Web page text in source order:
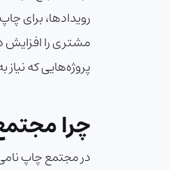
پروژه‌هایی که
چرا